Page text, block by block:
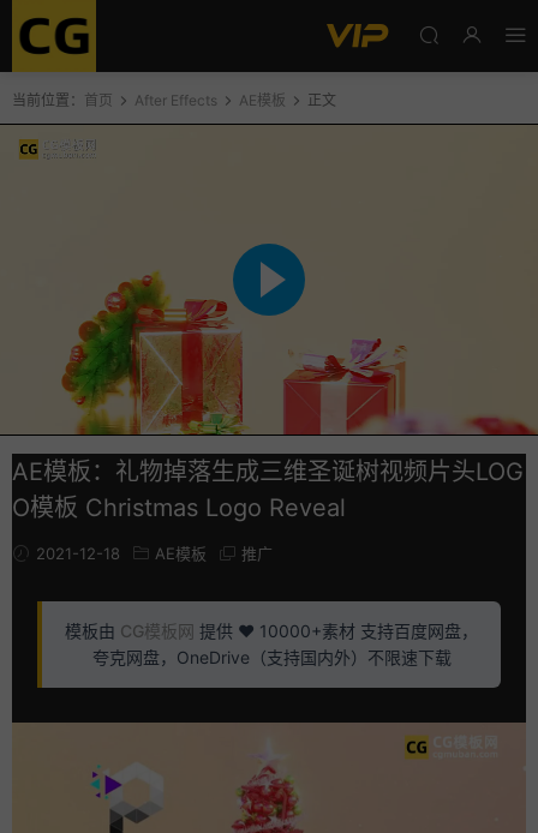
当前位置： 首页 After Effects AE模板 正文
AE模板：礼物掉落生成三维圣诞树视频片头LOG
O模板 Christmas Logo Reveal
2021-12-18 AE模板 推广
模板由 CG模板网 提供 ❤️ 10000+素材 支持百度网盘，
夸克网盘，OneDrive（支持国内外）不限速下载